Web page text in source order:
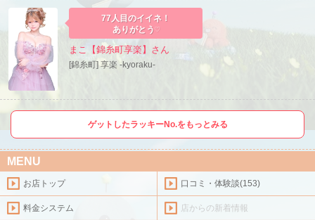
77人目のイイネ！
ありがとう♡
まこ【錦糸町享楽】さん
[錦糸町] 享楽 -kyoraku-
ゲットしたラッキーNo.をもっとみる
MENU
お店トップ 口コミ・体験談(153)
料金システム 店からの新着情報